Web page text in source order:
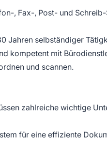
, Fax-, Post- und
Jahren selbständiger
kompetent mit
und scannen.
zahlreiche wichtige
für eine effiziente